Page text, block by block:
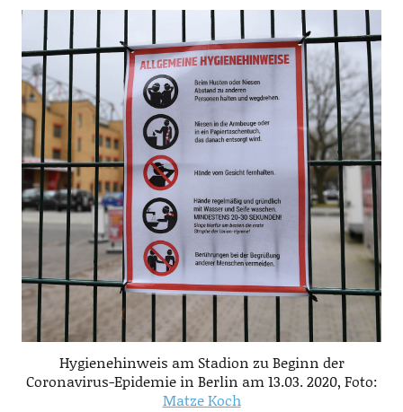
Hygienehinweis am Stadion zu Beginn der
Coronavirus-Epidemie in Berlin am 13.03. 2020, Foto:
Matze Koch